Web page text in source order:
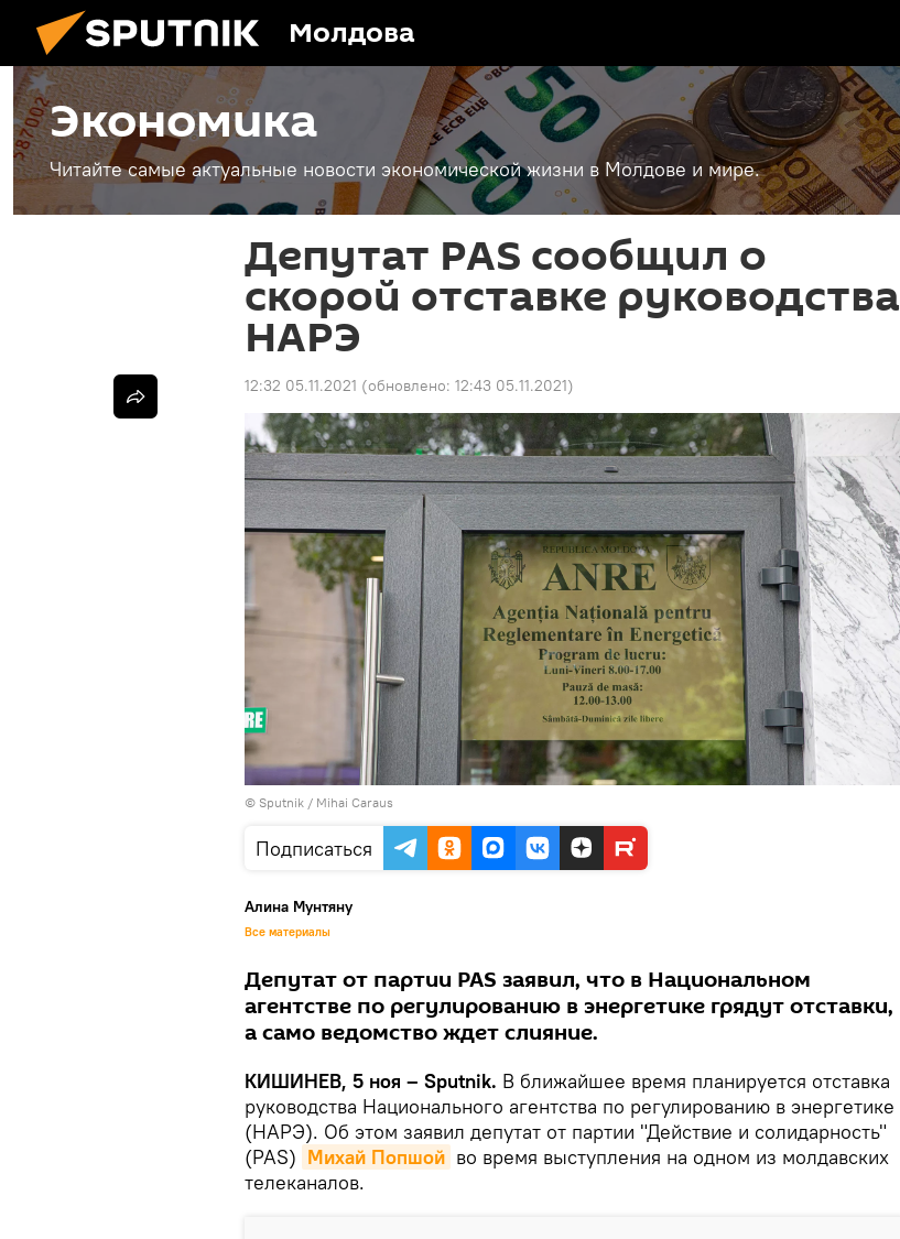
Молдова
Экономика
Читайте самые актуальные новости экономической жизни в Молдове и мире.
Депутат PAS сообщил о
скорой отставке руководства
НАРЭ
12:32 05.11.2021 (обновлено: 12:43 05.11.2021)
© Sputnik / Mihai Caraus
Подписаться
Алина Мунтяну
Все материалы
Депутат от партии PAS заявил, что в Национальном
агентстве по регулированию в энергетике грядут отставки,
а само ведомство ждет слияние.
КИШИНЕВ, 5 ноя – Sputnik. В ближайшее время планируется отставка
руководства Национального агентства по регулированию в энергетике
(НАРЭ). Об этом заявил депутат от партии "Действие и солидарность"
(PAS) Михай Попшой во время выступления на одном из молдавских
телеканалов.